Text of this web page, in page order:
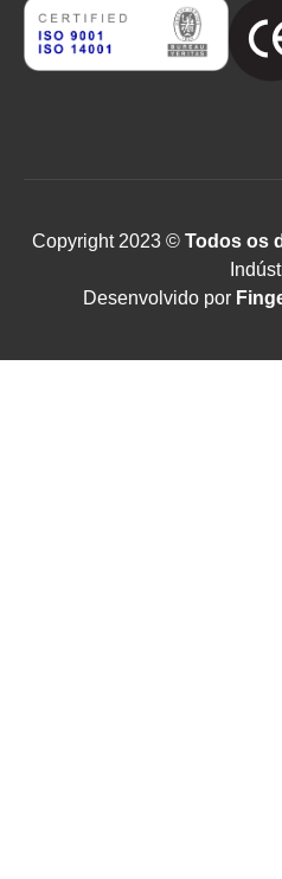
Copyright 2023 ©Todos os
Desenvolvido por